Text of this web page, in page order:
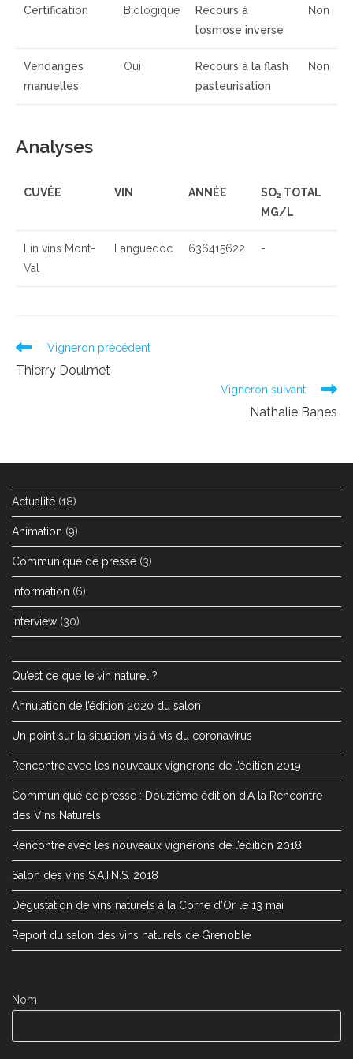
Certification Biologique
Recours à
l’osmose inverse
Non
Vendanges
manuelles
Oui
Recours à la flash
pasteurisation
Non
Analyses
CUVÉE VIN ANNÉE SO2 TOTAL
MG/L
Lin vins Mont-
Val
Languedoc 636415622 -
Read
articles
Vigneron précédent
Thierry Doulmet
Vigneron suivant
Nathalie Banes
Actualité (18)
Animation (9)
Communiqué de presse (3)
Information (6)
Interview (30)
Qu’est ce que le vin naturel ?
Annulation de l’édition 2020 du salon
Un point sur la situation vis à vis du coronavirus
Rencontre avec les nouveaux vignerons de l’édition 2019
Communiqué de presse : Douzième édition d’À la Rencontre
des Vins Naturels
Rencontre avec les nouveaux vignerons de l’édition 2018
Salon des vins S.A.I.N.S. 2018
Dégustation de vins naturels à la Corne d’Or le 13 mai
Report du salon des vins naturels de Grenoble
Nom